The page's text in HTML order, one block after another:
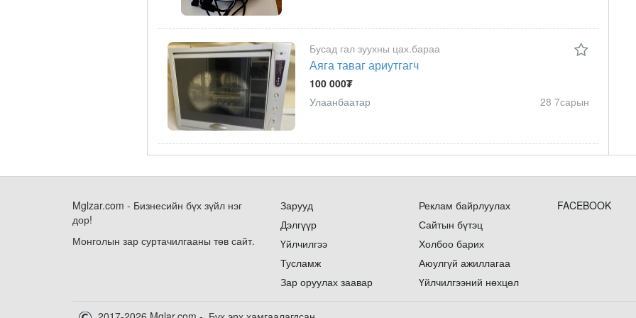
Бусад гал зуухны цах.бараа
Аяга таваг ариутгагч
100 000₮
Улаанбаатар
28 7сарын
Mglzar.com - Бизнесийн бүх зүйл нэг
дор!
Монголын зар суртачилгааны төв сайт.
Зарууд
Дэлгүүр
Үйлчилгээ
Тусламж
Зар оруулах заавар
Реклам байрлуулах
Сайтын бүтэц
Холбоо барих
Аюулгүй ажиллагаа
Үйлчилгээний нөхцөл
FACEBOOK